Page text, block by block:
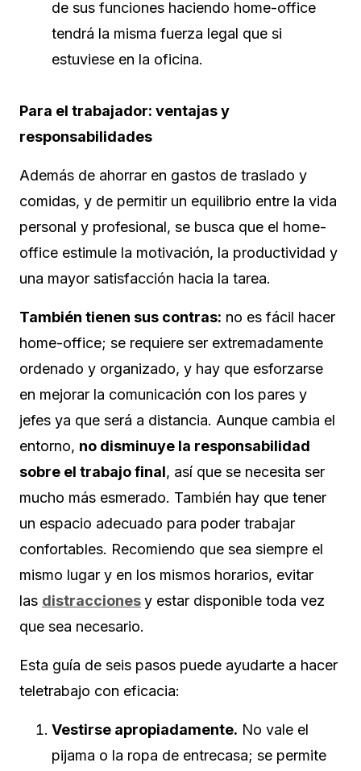
de sus funciones haciendo home-office
tendrá la misma fuerza legal que si
estuviese en la oficina.
Para el trabajador: ventajas y
responsabilidades
Además de ahorrar en gastos de traslado y
comidas, y de permitir un equilibrio entre la vida
personal y profesional, se busca que el home-
office estimule la motivación, la productividad y
una mayor satisfacción hacia la tarea.
También tienen sus contras: no es fácil hacer
home-office; se requiere ser extremadamente
ordenado y organizado, y hay que esforzarse
en mejorar la comunicación con los pares y
jefes ya que será a distancia. Aunque cambia el
entorno, no disminuye la responsabilidad
sobre el trabajo final, así que se necesita ser
mucho más esmerado. También hay que tener
un espacio adecuado para poder trabajar
confortables. Recomiendo que sea siempre el
mismo lugar y en los mismos horarios, evitar
las distraccionesy estar disponible toda vez
que sea necesario.
Esta guía de seis pasos puede ayudarte a hacer
teletrabajo con eficacia:
Vestirse apropiadamente. No vale el
pijama o la ropa de entrecasa; se permite